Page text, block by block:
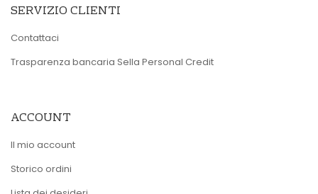
SERVIZIO CLIENTI
Contattaci
Trasparenza bancaria Sella Personal Credit
ACCOUNT
Il mio account
Storico ordini